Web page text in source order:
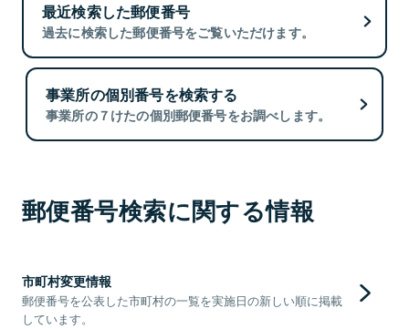
最近検索した郵便番号
過去に検索した郵便番号をご覧いただけます。
事業所の個別番号を検索する
事業所の７けたの個別郵便番号をお調べします。
郵便番号検索に関する情報
市町村変更情報
郵便番号を公表した市町村の一覧を実施日の新しい順に掲載
しています。